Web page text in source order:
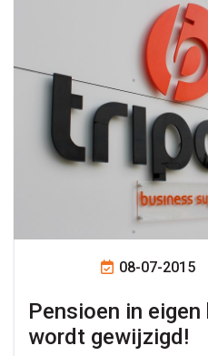
08-07-2015
Pensioen in eigen
wordt gewijzigd!